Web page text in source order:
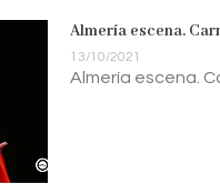
Almería escena.
13/10/2021
Almería escena.